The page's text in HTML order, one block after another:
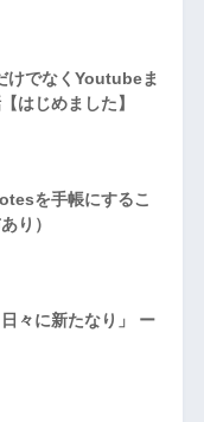
けでなくYoutubeま
はじめました】
を手帳にするこ
り）
々に新たなり」 ー